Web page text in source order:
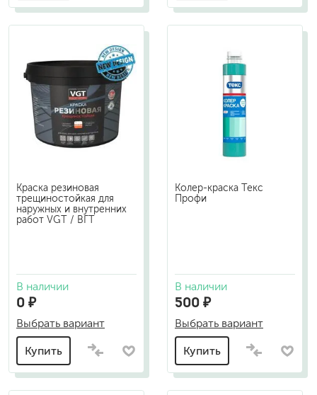
Краска резиновая
трещиностойкая для
наружных и внутренних
работ VGT / ВГТ
В наличии
0 ₽
Выбрать вариант
Купить
Колер-краска Текс
Профи
В наличии
500 ₽
Выбрать вариант
Купить